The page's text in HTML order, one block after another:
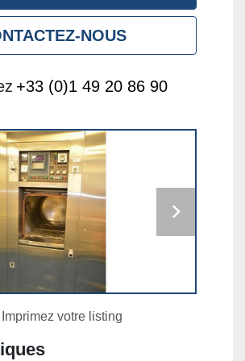
NOUS
+33 (0)1 49 20 86 90
Imprimez votre listing